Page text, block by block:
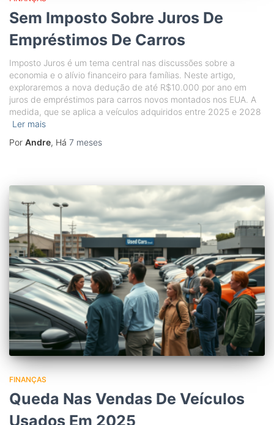
Sem Imposto Sobre Juros De
Empréstimos De Carros
Imposto Juros é um tema central nas discussões sobre a
economia e o alívio financeiro para famílias. Neste artigo,
exploraremos a nova dedução de até R$10.000 por ano em
juros de empréstimos para carros novos montados nos EUA. A
medida, que se aplica a veículos adquiridos entre 2025 e 2028
Ler mais
Por Andre, Há 7 meses
FINANÇAS
Queda Nas Vendas De Veículos
Usados Em 2025